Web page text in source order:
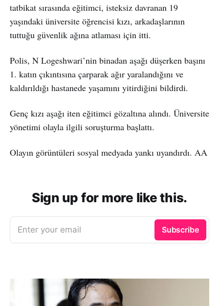
tatbikat sırasında eğitimci, isteksiz davranan 19
yaşındaki üniversite öğrencisi kızı, arkadaşlarının
tuttuğu güvenlik ağına atlaması için itti.
Polis, N Logeshwari’nin binadan aşağı düşerken başını
1. katın çıkıntısına çarparak ağır yaralandığını ve
kaldırıldığı hastanede yaşamını yitirdiğini bildirdi.
Genç kızı aşağı iten eğitimci gözaltına alındı. Üniversite
yönetimi olayla ilgili soruşturma başlattı.
Olayın görüntüleri sosyal medyada yankı uyandırdı. AA
Sign up for more like this.
Enter your email Subscribe